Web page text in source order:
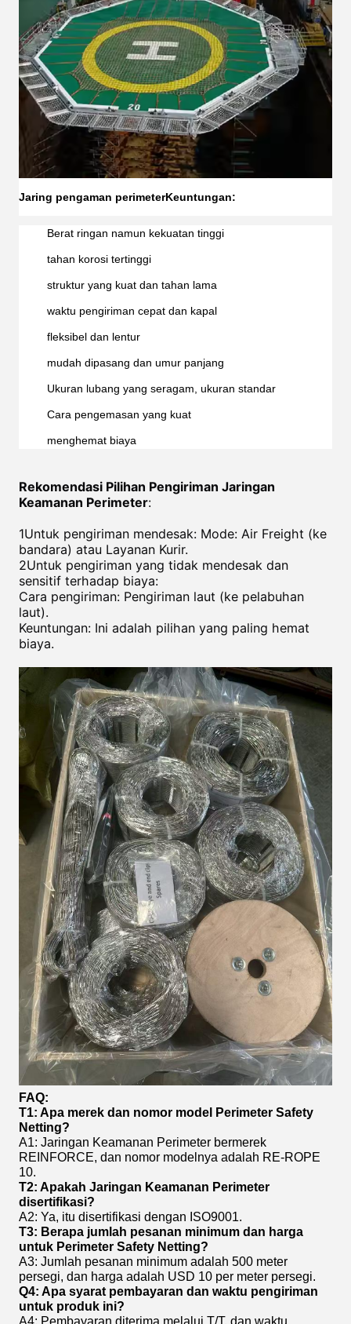
Jaring pengaman perimeterKeuntungan:
Berat ringan namun kekuatan tinggi
tahan korosi tertinggi
struktur yang kuat dan tahan lama
waktu pengiriman cepat dan kapal
fleksibel dan lentur
mudah dipasang dan umur panjang
Ukuran lubang yang seragam, ukuran standar
Cara pengemasan yang kuat
menghemat biaya
Rekomendasi Pilihan Pengiriman Jaringan
Keamanan Perimeter:
1Untuk pengiriman mendesak: Mode: Air Freight (ke
bandara) atau Layanan Kurir.
2Untuk pengiriman yang tidak mendesak dan
sensitif terhadap biaya:
Cara pengiriman: Pengiriman laut (ke pelabuhan
laut).
Keuntungan: Ini adalah pilihan yang paling hemat
biaya.
FAQ:
T1: Apa merek dan nomor model Perimeter Safety
Netting?
A1: Jaringan Keamanan Perimeter bermerek
REINFORCE, dan nomor modelnya adalah RE-ROPE
10.
T2: Apakah Jaringan Keamanan Perimeter
disertifikasi?
A2: Ya, itu disertifikasi dengan ISO9001.
T3: Berapa jumlah pesanan minimum dan harga
untuk Perimeter Safety Netting?
A3: Jumlah pesanan minimum adalah 500 meter
persegi, dan harga adalah USD 10 per meter persegi.
Q4: Apa syarat pembayaran dan waktu pengiriman
untuk produk ini?
A4: Pembayaran diterima melalui T/T, dan waktu